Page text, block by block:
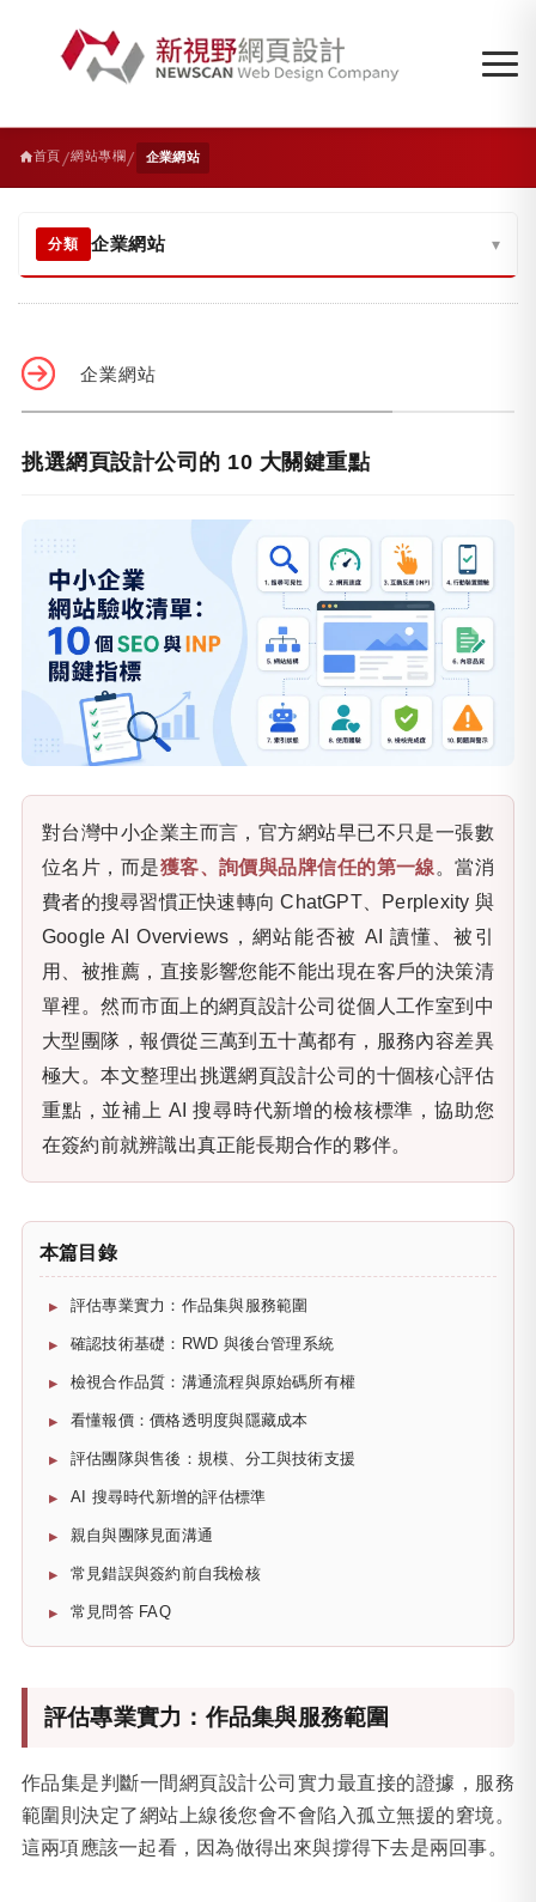
首頁 /網站專欄/ 企業網站
分類 企業網站 ▾
企業網站
挑選網頁設計公司的 10 大關鍵重點
對台灣中小企業主而言，官方網站早已不只是一張數
位名片，而是獲客、詢價與品牌信任的第一線 。當消
費者的搜尋習慣正快速轉向 ChatGPT、Perplexity 與
Google AI Overviews，網站能否被 AI 讀懂、被引
用、被推薦，直接影響您能不能出現在客戶的決策清
單裡。然而市面上的網頁設計公司從個人工作室到中
大型團隊，報價從三萬到五十萬都有，服務內容差異
極大。本文整理出挑選網頁設計公司的十個核心評估
重點，並補上 AI 搜尋時代新增的檢核標準，協助您
在簽約前就辨識出真正能長期合作的夥伴。
本篇目錄
評估專業實力：作品集與服務範圍
確認技術基礎：RWD 與後台管理系統
檢視合作品質：溝通流程與原始碼所有權
看懂報價：價格透明度與隱藏成本
評估團隊與售後：規模、分工與技術支援
AI 搜尋時代新增的評估標準
親自與團隊見面溝通
常見錯誤與簽約前自我檢核
常見問答 FAQ
評估專業實力：作品集與服務範圍
作品集是判斷一間網頁設計公司實力最直接的證據，服務
範圍則決定了網站上線後您會不會陷入孤立無援的窘境。
這兩項應該一起看，因為做得出來與撐得下去是兩回事。